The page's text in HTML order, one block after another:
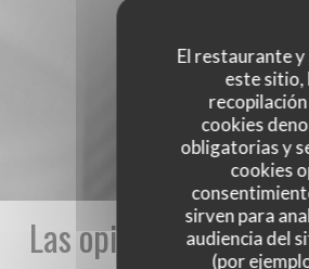
El restaurante
este sitio,
cookies
obligatorias y
cookies
sirven para
audiencia del
(por
Las opiniones de